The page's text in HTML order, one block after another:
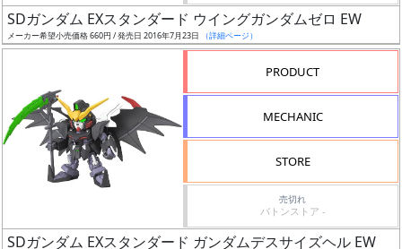
売
時
期
SDガンダム EXスタンダード ウイングガンダムゼロ EW
メーカー希望小売価格 660円 / 発売日 2016年7月23日 （詳細ページ）
PRODUCT
MECHANIC
STORE
売切れ
バトンストア -
SDガンダム EXスタンダード ガンダムデスサイズヘル EW